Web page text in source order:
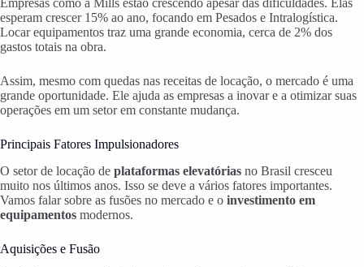
Empresas como a Mills estão crescendo apesar das dificuldades. Elas
esperam crescer 15% ao ano, focando em Pesados e Intralogística.
Locar equipamentos traz uma grande economia, cerca de 2% dos
gastos totais na obra.
Assim, mesmo com quedas nas receitas de locação, o mercado é uma
grande oportunidade. Ele ajuda as empresas a inovar e a otimizar suas
operações em um setor em constante mudança.
Principais Fatores Impulsionadores
O setor de locação de plataformas elevatórias no Brasil cresceu
muito nos últimos anos. Isso se deve a vários fatores importantes.
Vamos falar sobre as fusões no mercado e o investimento em
equipamentos modernos.
Aquisições e Fusão